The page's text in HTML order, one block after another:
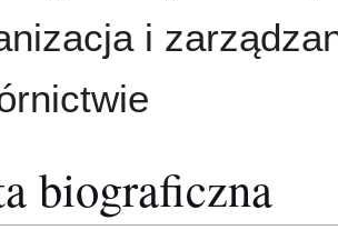
i
biograficzna